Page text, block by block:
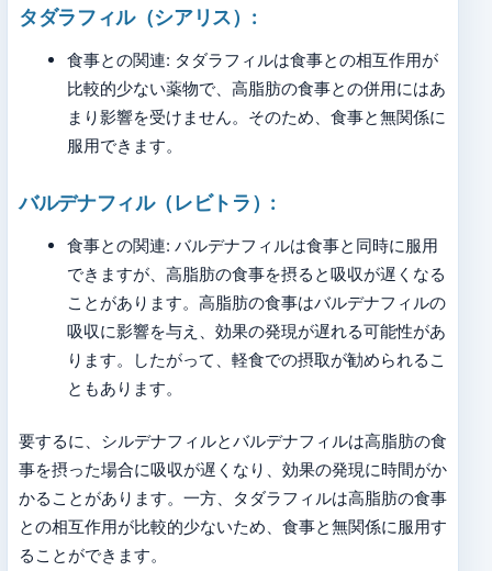
タダラフィル（シアリス）:
食事との関連: タダラフィルは食事との相互作用が
比較的少ない薬物で、高脂肪の食事との併用にはあ
まり影響を受けません。そのため、食事と無関係に
服用できます。
バルデナフィル（レビトラ）:
食事との関連: バルデナフィルは食事と同時に服用
できますが、高脂肪の食事を摂ると吸収が遅くなる
ことがあります。高脂肪の食事はバルデナフィルの
吸収に影響を与え、効果の発現が遅れる可能性があ
ります。したがって、軽食での摂取が勧められるこ
ともあります。
要するに、シルデナフィルとバルデナフィルは高脂肪の食
事を摂った場合に吸収が遅くなり、効果の発現に時間がか
かることがあります。一方、タダラフィルは高脂肪の食事
との相互作用が比較的少ないため、食事と無関係に服用す
ることができます。